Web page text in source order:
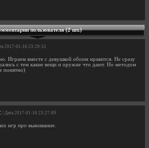
пользователя (2 шт.)
2017-01-16 23:29:55
Играем вместе с девушкой обоим нравится. Не сразу
с тем какие вещи и оружие что дают. Но методом
понятно)
| Дата 2017-01-16 23:27:09
игр про выживание.